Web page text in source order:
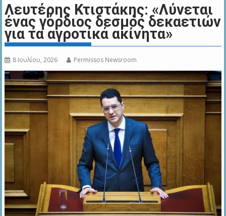
Λευτέρης Κτιστάκης: «Λύνεται
ένας γόρδιος δεσμός δεκαετιών
για τα αγροτικά ακίνητα»
8 Ιουλίου, 2026 Permissos Newsroom